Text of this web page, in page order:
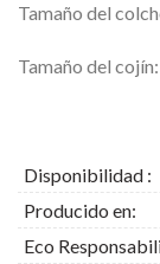
Tamaño del
Tamaño del
Disponibilidad :
Producido en:
Eco